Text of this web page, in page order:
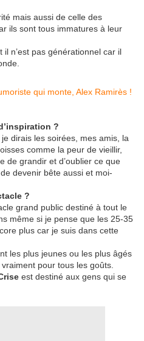
mais aussi de celle des
ils sont tous immatures à leur
n’est pas générationnel car il
?
dirais les soirées, mes amis, la
comme la peur de vieillir,
de grandir et d’oublier ce que
devenir bête aussi et moi-
?
grand public destiné à tout le
même si je pense que les 25-35
plus car je suis dans cette
les plus jeunes ou les plus âgés
pour tous les goûts.
est destiné aux gens qui se